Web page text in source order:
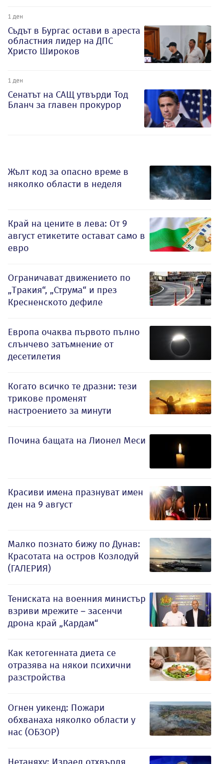
1 ден
Съдът в Бургас остави в ареста
областния лидер на ДПС
Христо Широков
1 ден
Сенатът на САЩ утвърди Тод
Бланч за главен прокурор
Жълт код за опасно време в
няколко области в неделя
Край на цените в лева: От 9
август етикетите остават само в
евро
Ограничават движението по
„Тракия“, „Струма“ и през
Кресненското дефиле
Европа очаква първото пълно
слънчево затъмнение от
десетилетия
Когато всичко те дразни: тези
трикове променят
настроението за минути
Почина бащата на Лионел Меси
Красиви имена празнуват имен
ден на 9 август
Малко познато бижу по Дунав:
Красотата на остров Козлодуй
(ГАЛЕРИЯ)
Тениската на военния министър
взриви мрежите – засенчи
дрона край „Кардам“
Как кетогенната диета се
отразява на някои психични
разстройства
Огнен уикенд: Пожари
обхванаха няколко области у
нас (ОБЗОР)